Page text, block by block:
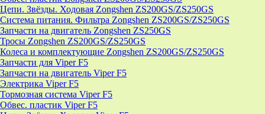
Цепи. Звёзды. Ходовая Zongshen ZS200GS/ZS250GS
Система питания. Фильтра Zongshen ZS200GS/ZS250GS
Запчасти на двигатель Zongshen ZS250GS
Тросы Zongshen ZS200GS/ZS250GS
Колеса и комплектующие Zongshen ZS200GS/ZS250GS
Запчасти для Viper F5
Запчасти на двигатель Viper F5
Электрика Viper F5
Тормозная система Viper F5
Обвес. пластик Viper F5